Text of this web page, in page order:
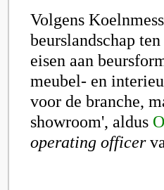
Volgens
beurslandschap
eisen aan
meubel- en
voor de branche,
showroom', aldus
operating officer